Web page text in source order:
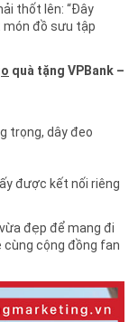
thốt lên: “Đây
món đồ sưu tập
quà tặng VPBank –
trọng, dây đeo
được kết nối riêng
đẹp để mang đi
cùng cộng đồng fan